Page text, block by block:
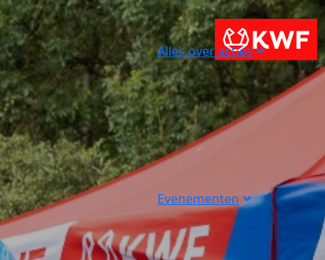
Alles over acties
Evenementen